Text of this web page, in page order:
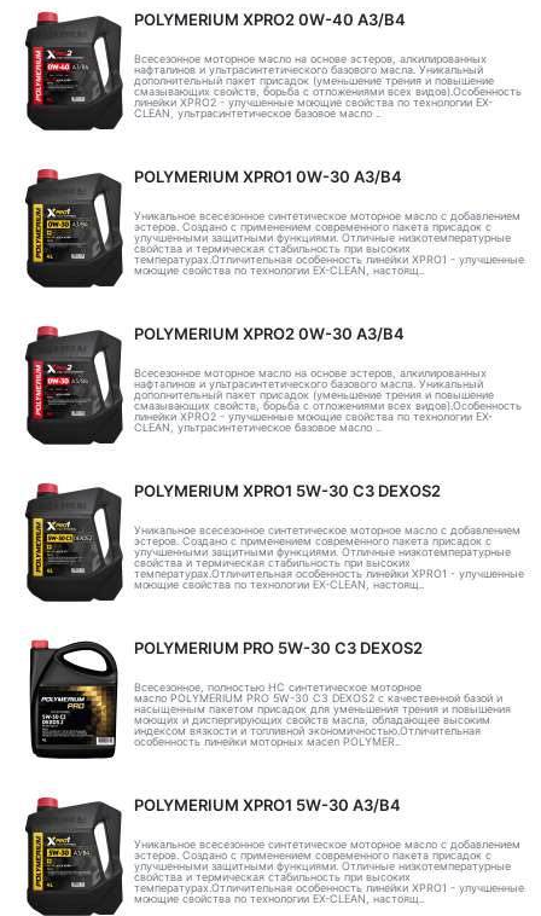
POLYMERIUM XPRO2 0W-40 A3/B4
Всесезонное моторное масло на основе эстеров, алкилированных
нафталинов и ультрасинтетического базового масла. Уникальный
дополнительный пакет присадок (уменьшение трения и повышение
смазывающих свойств, борьба с отложениями всех видов).Особенность
линейки XPRO2 - улучшенные моющие свойства по технологии EX-
CLEAN, ультрасинтетическое базовое масло ..
POLYMERIUM XPRO1 0W-30 A3/B4
Уникальное всесезонное синтетическое моторное масло с добавлением
эстеров. Создано с применением современного пакета присадок с
улучшенными защитными функциями. Отличные низкотемпературные
свойства и термическая стабильность при высоких
температурах.Отличительная особенность линейки XPRO1 - улучшенные
моющие свойства по технологии EX-CLEAN, настоящ..
POLYMERIUM XPRO2 0W-30 A3/B4
Всесезонное моторное масло на основе эстеров, алкилированных
нафталинов и ультрасинтетического базового масла. Уникальный
дополнительный пакет присадок (уменьшение трения и повышение
смазывающих свойств, борьба с отложениями всех видов).Особенность
линейки XPRO2 - улучшенные моющие свойства по технологии EX-
CLEAN, ультрасинтетическое базовое масло ..
POLYMERIUM XPRO1 5W-30 C3 DEXOS2
Уникальное всесезонное синтетическое моторное масло с добавлением
эстеров. Создано с применением современного пакета присадок с
улучшенными защитными функциями. Отличные низкотемпературные
свойства и термическая стабильность при высоких
температурах.Отличительная особенность линейки XPRO1 - улучшенные
моющие свойства по технологии EX-CLEAN, настоящ..
POLYMERIUM PRO 5W-30 C3 DEXOS2
Всесезонное, полностью HC синтетическое моторное
масло POLYMERIUM PRO 5W-30 C3 DEXOS2 с качественной базой и
насыщенным пакетом присадок для уменьшения трения и повышения
моющих и диспергирующих свойств масла, обладающее высоким
индексом вязкости и топливной экономичностью.Отличительная
особенность линейки моторных масел POLYMER..
POLYMERIUM XPRO1 5W-30 A3/B4
Уникальное всесезонное синтетическое моторное масло с добавлением
эстеров. Создано с применением современного пакета присадок с
улучшенными защитными функциями. Отличные низкотемпературные
свойства и термическая стабильность при высоких
температурах.Отличительная особенность линейки XPRO1 - улучшенные
моющие свойства по технологии EX-CLEAN, настоящ..